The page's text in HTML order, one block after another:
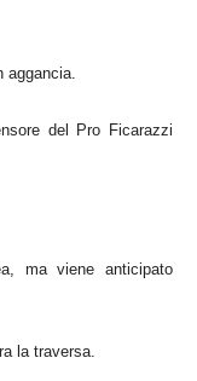
aggancia.
del Pro Ficarazzi
ma viene anticipato
la traversa.